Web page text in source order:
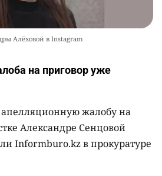
Алёховой в Instagram
на приговор уже
жалобу на
Александре Сенцовой
Informburo.kz в прокуратуре